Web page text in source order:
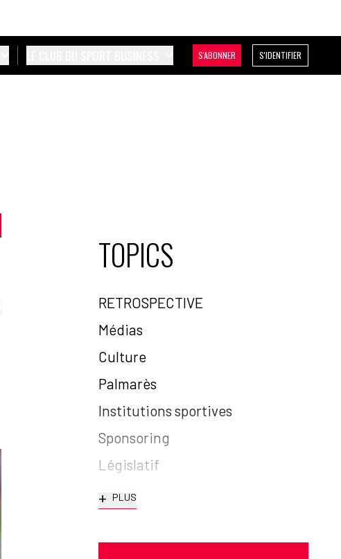
S'ABONNER S'IDENTIFIER
TOPICS
RETROSPECTIVE
Médias
Culture
Palmarès
Institutions sportives
Sponsoring
Législatif
+ PLUS